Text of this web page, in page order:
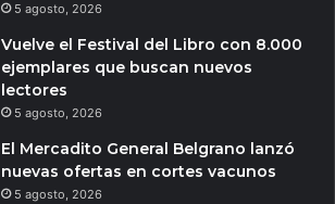
5 agosto, 2026
Vuelve el Festival del Libro con 8.000
ejemplares que buscan nuevos
lectores
5 agosto, 2026
El Mercadito General Belgrano lanzó
nuevas ofertas en cortes vacunos
5 agosto, 2026